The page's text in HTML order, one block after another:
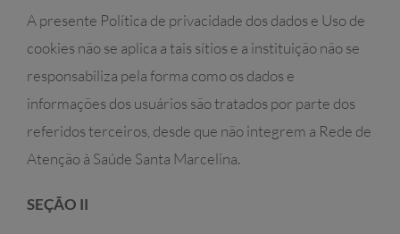
A presente Política de privacidade dos dados e Uso de
cookies não se aplica a tais sítios e a instituição não se
responsabiliza pela forma como os dados e
informações dos usuários são tratados por parte dos
referidos terceiros, desde que não integrem a Rede de
Atenção à Saúde Santa Marcelina.
SEÇÃO II